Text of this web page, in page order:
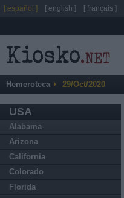
Hemeroteca 29/Oct/2020
USA
Alabama
Arizona
California
Colorado
Florida
[ español ] [ english ] [ français ]